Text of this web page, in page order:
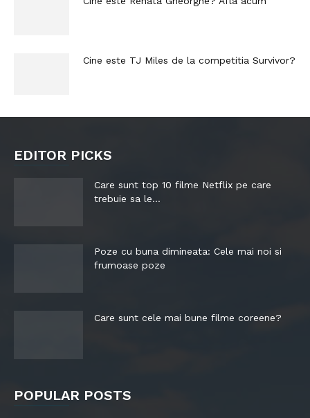
Cine este TJ Miles de la competitia Survivor?
EDITOR PICKS
Care sunt top 10 filme Netflix pe care
trebuie sa le...
Poze cu buna dimineata: Cele mai noi si
frumoase poze
Care sunt cele mai bune filme coreene?
POPULAR POSTS